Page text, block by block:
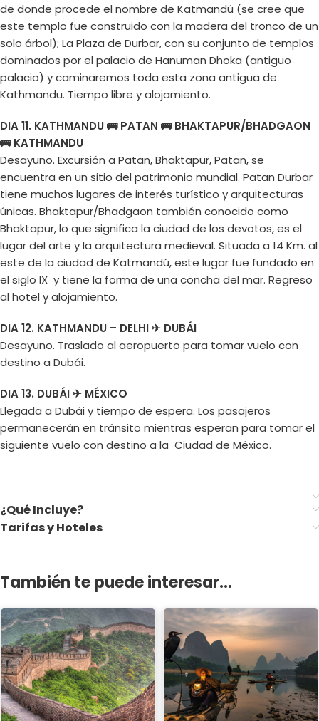
de donde procede el nombre de Katmandú (se cree que
este templo fue construido con la madera del tronco de un
solo árbol); La Plaza de Durbar, con su conjunto de templos
dominados por el palacio de Hanuman Dhoka (antiguo
palacio) y caminaremos toda esta zona antigua de
Kathmandu. Tiempo libre y alojamiento.
DIA 11. KATHMANDU 🚌 PATAN 🚌 BHAKTAPUR/BHADGAON
🚌 KATHMANDU
Desayuno. Excursión a Patan, Bhaktapur, Patan, se
encuentra en un sitio del patrimonio mundial. Patan Durbar
tiene muchos lugares de interés turístico y arquitecturas
únicas. Bhaktapur/Bhadgaon también conocido como
Bhaktapur, lo que significa la ciudad de los devotos, es el
lugar del arte y la arquitectura medieval. Situada a 14 Km. al
este de la ciudad de Katmandú, este lugar fue fundado en
el siglo IX y tiene la forma de una concha del mar. Regreso
al hotel y alojamiento.
DIA 12. KATHMANDU – DELHI ✈ DUBÁI
Desayuno. Traslado al aeropuerto para tomar vuelo con
destino a Dubái.
DIA 13. DUBÁI ✈ MÉXICO
Llegada a Dubái y tiempo de espera. Los pasajeros
permanecerán en tránsito mientras esperan para tomar el
siguiente vuelo con destino a la Ciudad de México.
¿Qué Incluye?
Tarifas y Hoteles
También te puede interesar...